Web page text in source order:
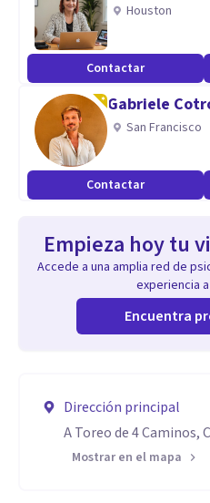
Houston
Contactar
Gabriele
San Francisco
Contactar
Empieza hoy tu
Accede a una amplia red de
experiencia
Encuentra
Dirección principal
A Toreo de 4 Caminos,
Mostrar en el mapa